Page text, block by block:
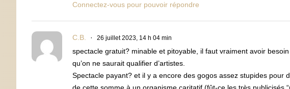
Connectez-vous pour pouvoir répondre
C.B. 26 juillet 2023, 14 h 04 min
spectacle gratuit? minable et pitoyable, il faut vraiment avoir
qu’on ne saurait qualifier d’artistes.
Spectacle payant? et il y a encore des gogos assez stupides pour